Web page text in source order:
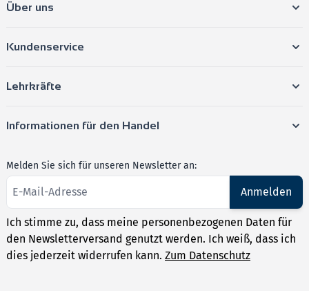
Über uns
Kundenservice
Lehrkräfte
Informationen für den Handel
Melden Sie sich für unseren Newsletter an:
Anmelden
Ich stimme zu, dass meine personenbezogenen Daten für
den Newsletterversand genutzt werden. Ich weiß, dass ich
dies jederzeit widerrufen kann. Zum Datenschutz